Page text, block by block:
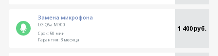
Замена микрофона
LG Q6a M700 1 400 руб.
Срок:50 мин
Гарантия:3 месяца